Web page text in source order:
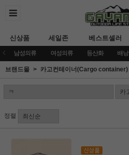
신상품 세일존 베스트셀러
남성의류 여성의류 등산화 배낭
브랜드몰 카고컨테이너(Cargo container)
정렬